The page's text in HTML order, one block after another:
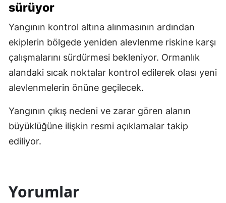
sürüyor
Yangının kontrol altına alınmasının ardından
ekiplerin bölgede yeniden alevlenme riskine karşı
çalışmalarını sürdürmesi bekleniyor. Ormanlık
alandaki sıcak noktalar kontrol edilerek olası yeni
alevlenmelerin önüne geçilecek.
Yangının çıkış nedeni ve zarar gören alanın
büyüklüğüne ilişkin resmi açıklamalar takip
ediliyor.
Yorumlar